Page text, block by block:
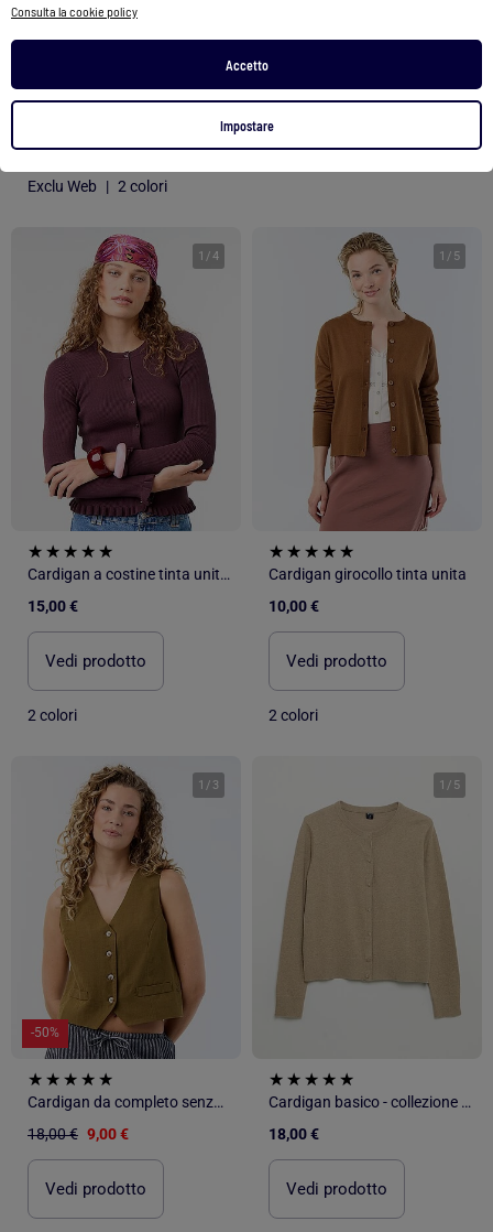
Consulta la cookie policy
Accetto
Impostare
Cardigan a girocollo in maglia a trama grossa senza maniche
Exclu Web | 2 colori
1 /4
Cardigan a costine tinta unita con finiture a volant
15,00 €
Vedi prodotto
2 colori
1 / 5
Cardigan girocollo tinta unita
10,00 €
Vedi prodotto
2 colori
1 / 3
-50%
Cardigan da completo senza maniche
18,00 € 9,00 €
Vedi prodotto
1 / 5
Cardigan basico - collezione facile da indossare
18,00 €
Vedi prodotto